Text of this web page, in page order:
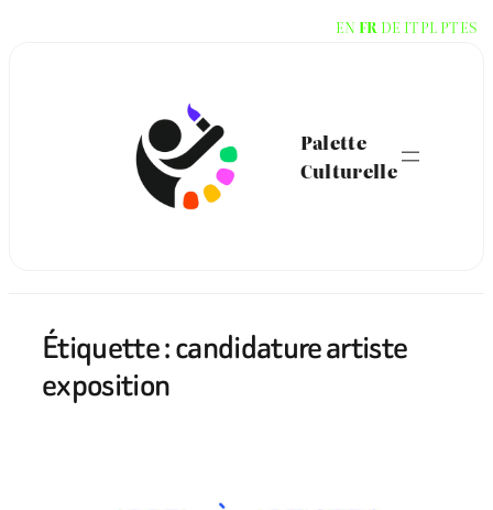
Palette
Culturelle
Étiquette :candidature artiste
exposition
EN FR DE ITPL PTES